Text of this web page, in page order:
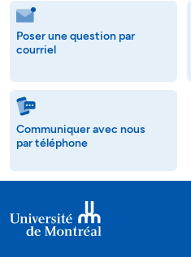
Poser une question par
courriel
Communiquer avec nous
par téléphone